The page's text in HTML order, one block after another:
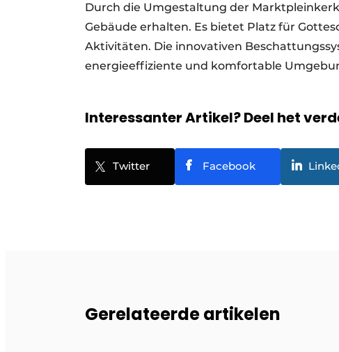
Durch die Umgestaltung der
Gebäude erhalten. Es bietet Platz für
Aktivitäten. Die innovativen
energieeffiziente und komfortable
Interessanter Artikel? Deel het
Twitter Facebook
Gerelateerde artikelen